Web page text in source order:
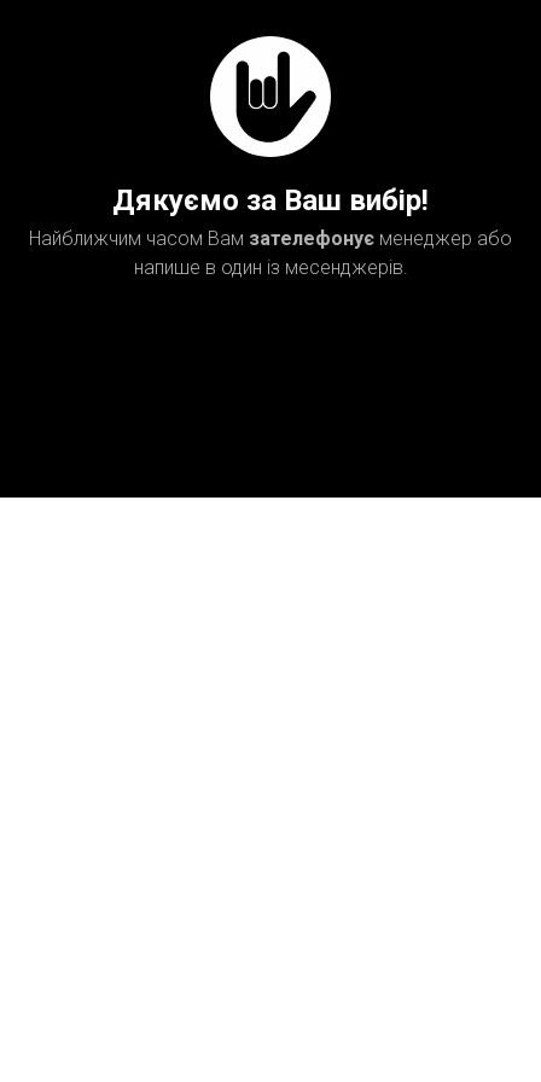
Дякуємо за Ваш вибір!
Найближчим часом Вам зателефонує менеджер або
напише в один із месенджерів.